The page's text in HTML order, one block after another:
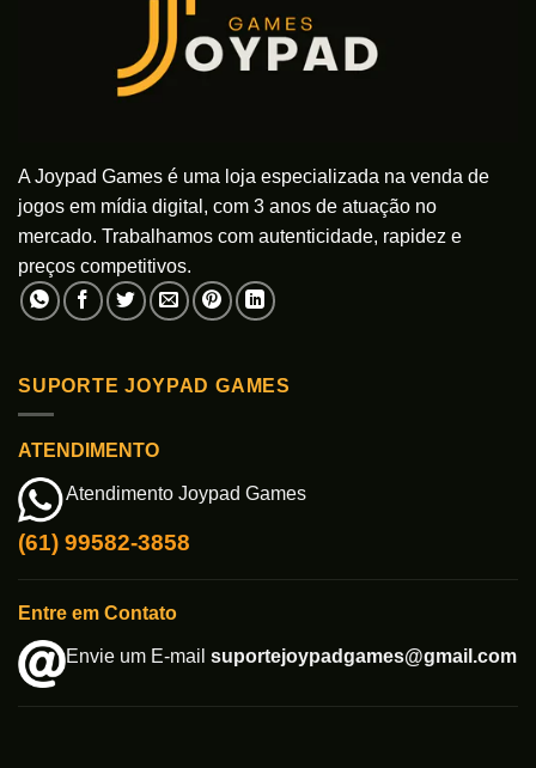
A Joypad Games é uma loja especializada na venda de
jogos em mídia digital, com 3 anos de atuação no
mercado. Trabalhamos com autenticidade, rapidez e
preços competitivos.
SUPORTE JOYPAD GAMES
ATENDIMENTO
Atendimento Joypad Games
(61) 99582-3858
Entre em Contato
Envie um E-mail suportejoypadgames@gmail.com